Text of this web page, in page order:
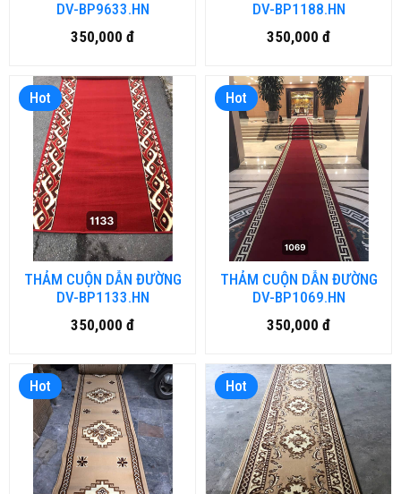
DV-BP9633.HN
350,000 đ
DV-BP1188.HN
350,000 đ
Hot
THẢM CUỘN DẪN ĐƯỜNG
DV-BP1133.HN
350,000 đ
Hot
THẢM CUỘN DẪN ĐƯỜNG
DV-BP1069.HN
350,000 đ
Hot Hot